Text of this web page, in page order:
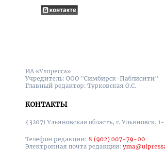
ИА «Улпресса»
Учредитель: ООО "Симбирск-Паблисити"
Главный редактор: Турковская О.С.
КОНТАКТЫ
432071 Ульяновская область, г. Ульяновск,
Телефон редакции: 8 (902) 007-79-00
Электронная почта редакции: